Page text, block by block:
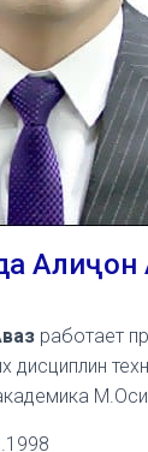
Алиҷон
работает
дисциплин